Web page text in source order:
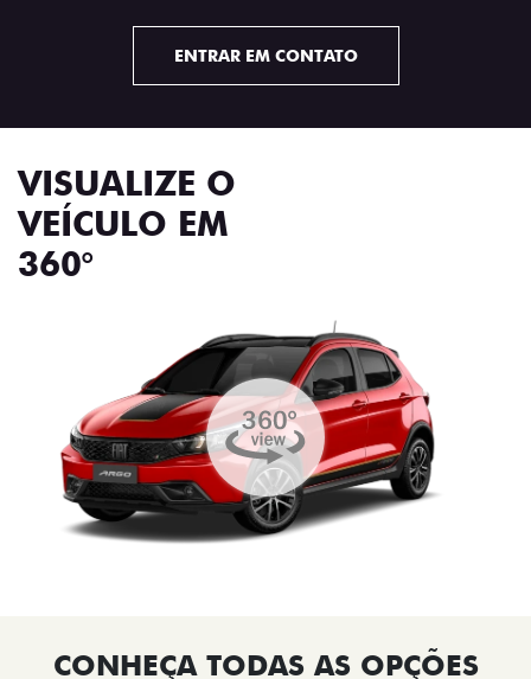
ENTRAR EM CONTATO
VISUALIZE O
VEÍCULO EM
360°